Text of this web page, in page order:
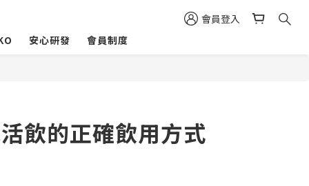
會員登入
安心研發 會員制度
飲的正確飲用方式